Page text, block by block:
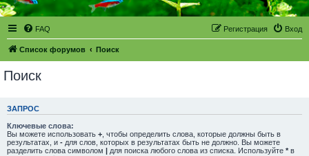
FAQ Вход
Регистрация
Список форумов Поиск
Поиск
ЗАПРОС
Ключевые слова:
Вы можете использовать + , чтобы определить слова, которые должны быть в
результатах, и - для слов, которых в результатах быть не должно. Вы можете
разделить слова символом | для поиска любого слова из списка. Используйте * в